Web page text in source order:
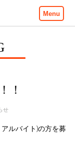
Menu
！
せ
ルバイト)の方を募